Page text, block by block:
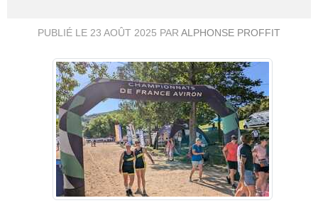
PUBLIÉ LE 23 AOÛT 2025 PAR ALPHONSE PROFFIT